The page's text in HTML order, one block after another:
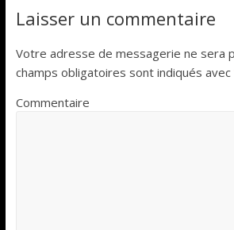
Laisser un commentaire
Votre adresse de messagerie ne sera
champs obligatoires sont indiqués avec
Commentaire